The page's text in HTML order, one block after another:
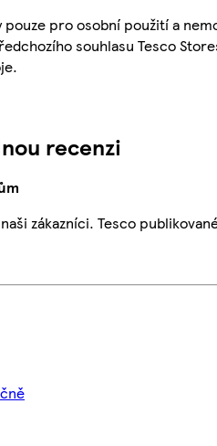
pouze pro osobní použití a
souhlasu Tesco
recenzi
zákazníci. Tesco